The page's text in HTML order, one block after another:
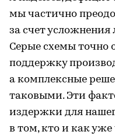
мы частично
за счет усложнения
Серые схемы точно
поддержку
а комплексные
таковыми. Эти
издержки для
в том, кто и как уже